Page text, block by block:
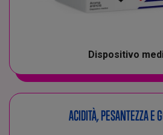
Dispositivo
ACIDITÀ, PESANTEZZA E